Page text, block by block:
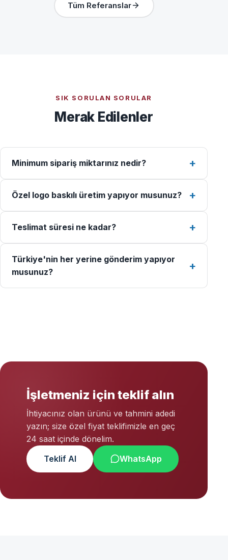
Tüm Referanslar
SIK SORULAN SORULAR
Merak Edilenler
Minimum sipariş miktarınız nedir?
Özel logo baskılı üretim yapıyor musunuz?
Teslimat süresi ne kadar?
Türkiye'nin her yerine gönderim yapıyor
musunuz?
İşletmeniz için teklif alın
İhtiyacınız olan ürünü ve tahmini adedi
yazın; size özel fiyat teklifimizle en geç
24 saat içinde dönelim.
Teklif Al
WhatsApp